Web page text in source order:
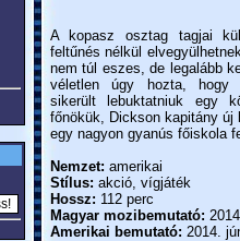
A kopasz osztag tagjai
feltűnés nélkül
nem túl eszes, de legalább
véletlen úgy hozta, hogy
sikerült lebuktatniuk egy
főnökük, Dickson kapitány új
egy nagyon gyanús főiskola
Nemzet: amerikai
Stílus: akció, vígjáték
Hossz: 112 perc
Magyar mozibemutató:
Amerikai bemutató: 2014.